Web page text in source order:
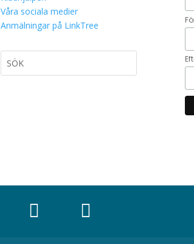
Våra sociala medier
Anmälningar på LinkTree
 